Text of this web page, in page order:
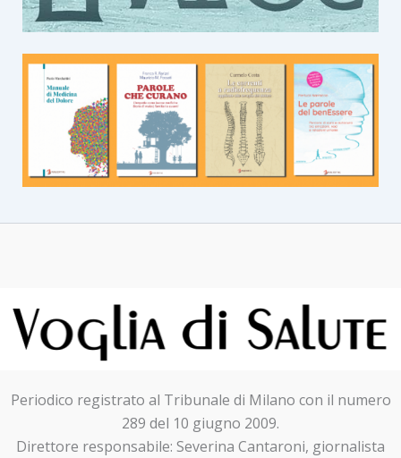
Periodico registrato al Tribunale di Milano con il numero
289 del 10 giugno 2009.
Direttore responsabile: Severina Cantaroni, giornalista